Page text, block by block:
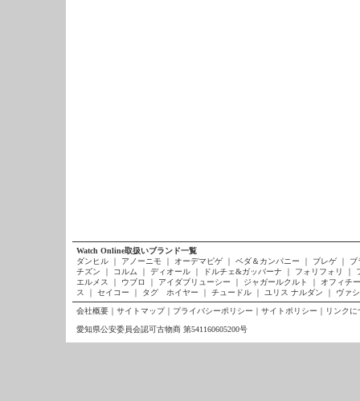
Watch Online取扱いブランド一覧
ダンヒル
｜ アノーニモ ｜ オーデマピゲ ｜ ベダ＆カンパニー ｜ ブレゲ ｜
ブ
チズン
｜ コルム ｜ ディオール ｜ ドルチェ&ガッバーナ ｜ フォリフォリ ｜
エルメス
｜ ウブロ ｜ アイダブリューシー ｜ ジャガールクルト ｜
オフィチ
ス
｜ セイコー ｜ タグ ホイヤー ｜ チュードル ｜ ユリス ナルダン ｜ ヴァ
会社概要 ｜ サイトマップ｜ プライバシーポリシー ｜ サイトポリシー ｜ リンクに
愛知県公安委員会認可古物商 第541160605200号